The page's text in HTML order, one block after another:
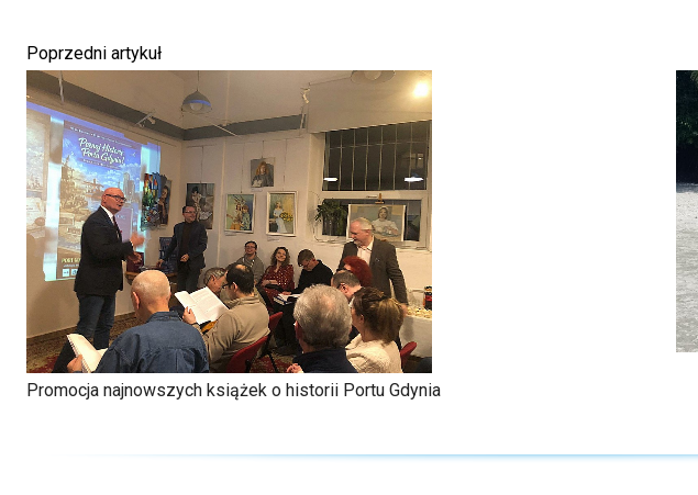
Poprzedni artykuł
Promocja najnowszych książek o historii Portu Gdynia